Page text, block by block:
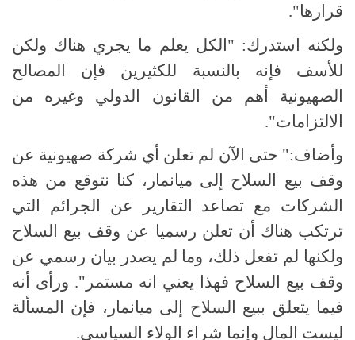
قرارها".
ولكنه استدرك: "الكل يعلم ما يجري هناك ولكن
للأسف فإنه بالنسبة للكثيرين فإن المصالح
الصهيونية أهم من القانون الدولي وغيره من
الالتزامات".
وأضاف:" حتى الآن لم تعلن أي شركة صهيونية عن
وقف بيع السلاح إلى ميانمار، كنا نتوقع من هذه
الشركات مع تصاعد التقارير عن الجرائم التي
ترتكب هناك أن تعلن رسميا عن وقف بيع السلاح
ولكنها لم تفعل ذلك، وما لم يصدر بيان رسمي عن
وقف بيع السلاح فهذا يعني انه مستمر". ورأى أنه
فيما يتعلق ببيع السلاح إلى ميانمار، فإن المسألة
ليست المال وإنما شراء الولاء السياسي.